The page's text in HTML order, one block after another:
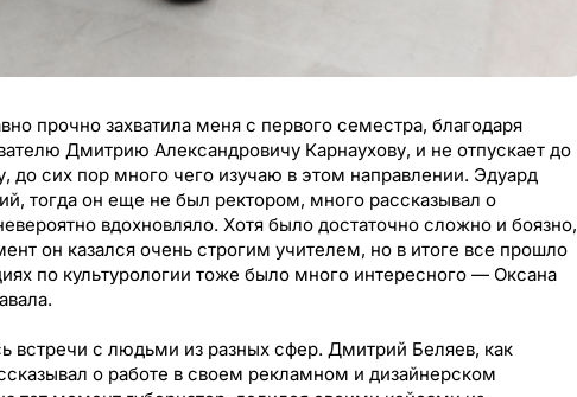
прочно захватила меня с первого семестра, благодаря
Дмитрию Александровичу Карнаухову, и не отпускает до
до сих пор много чего изучаю в этом направлении. Эдуард
тогда он еще не был ректором, много рассказывал о
вдохновляло. Хотя было достаточно сложно и боязно,
он казался очень строгим учителем, но в итоге все прошло
по культурологии тоже было много интересного — Оксана
встречи с людьми из разных сфер. Дмитрий Беляев, как
о работе в своем рекламном и дизайнерском